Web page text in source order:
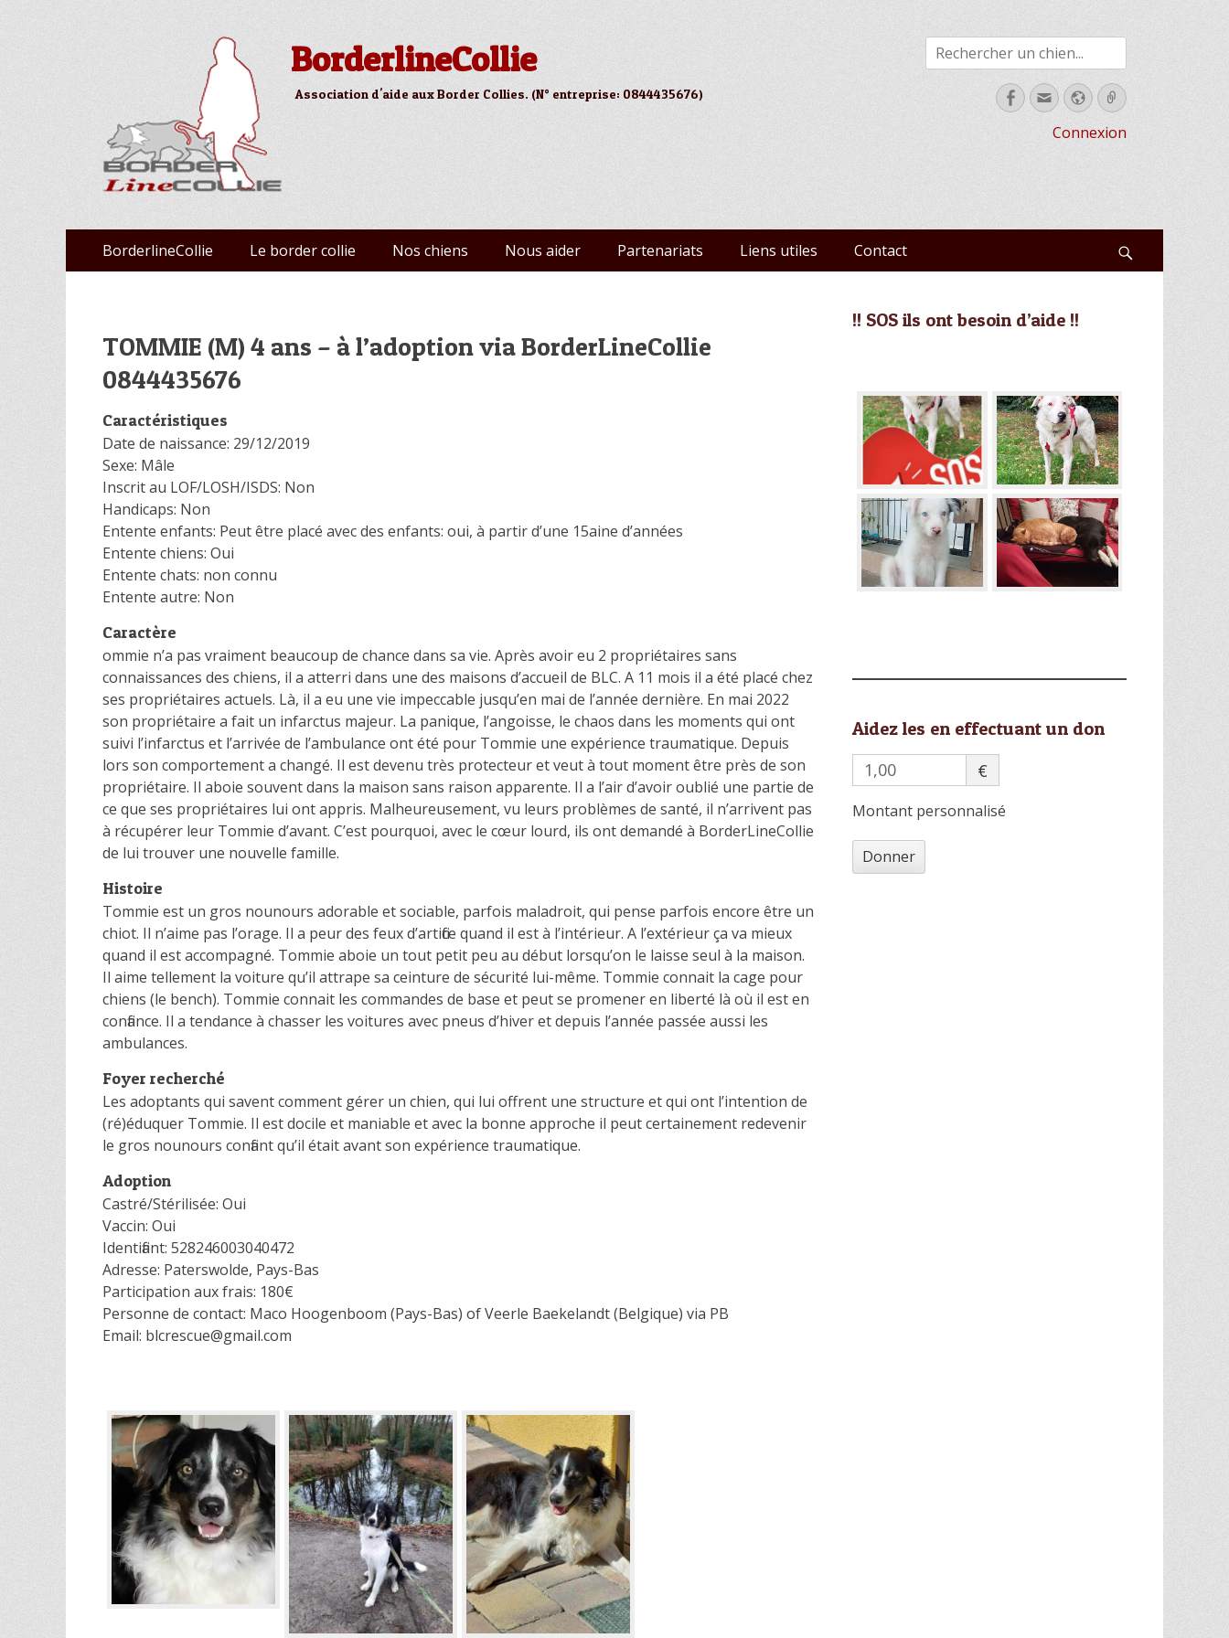
BorderlineCollie
Association d'aide aux Border Collies. (N° entreprise: 0844435676)
Rechercher
Facebook
EmailSite
web
Link
Connexion
Premier menu
BorderlineCollie Le border collie Nos chiens Nous aider Partenariats Liens utiles Contact
TOMMIE (M) 4 ans – à l’adoption via BorderLineCollie
0844435676
Caractéristiques
Date de naissance: 29/12/2019
Sexe: Mâle
Inscrit au LOF/LOSH/ISDS: Non
Handicaps: Non
Entente enfants: Peut être placé avec des enfants: oui, à partir d’une 15aine d’années
Entente chiens: Oui
Entente chats: non connu
Entente autre: Non
Caractère
ommie n’a pas vraiment beaucoup de chance dans sa vie. Après avoir eu 2 propriétaires sans
connaissances des chiens, il a atterri dans une des maisons d’accueil de BLC. A 11 mois il a été placé chez
ses propriétaires actuels. Là, il a eu une vie impeccable jusqu’en mai de l’année dernière. En mai 2022
son propriétaire a fait un infarctus majeur. La panique, l’angoisse, le chaos dans les moments qui ont
suivi l’infarctus et l’arrivée de l’ambulance ont été pour Tommie une expérience traumatique. Depuis
lors son comportement a changé. Il est devenu très protecteur et veut à tout moment être près de son
propriétaire. Il aboie souvent dans la maison sans raison apparente. Il a l’air d’avoir oublié une partie de
ce que ses propriétaires lui ont appris. Malheureusement, vu leurs problèmes de santé, il n’arrivent pas
à récupérer leur Tommie d’avant. C’est pourquoi, avec le cœur lourd, ils ont demandé à BorderLineCollie
de lui trouver une nouvelle famille.
Histoire
Tommie est un gros nounours adorable et sociable, parfois maladroit, qui pense parfois encore être un
chiot. Il n’aime pas l’orage. Il a peur des feux d’artifice quand il est à l’intérieur. A l’extérieur ça va mieux
quand il est accompagné. Tommie aboie un tout petit peu au début lorsqu’on le laisse seul à la maison.
Il aime tellement la voiture qu’il attrape sa ceinture de sécurité lui-même. Tommie connait la cage pour
chiens (le bench). Tommie connait les commandes de base et peut se promener en liberté là où il est en
confiance. Il a tendance à chasser les voitures avec pneus d’hiver et depuis l’année passée aussi les
ambulances.
Foyer recherché
Les adoptants qui savent comment gérer un chien, qui lui offrent une structure et qui ont l’intention de
(ré)éduquer Tommie. Il est docile et maniable et avec la bonne approche il peut certainement redevenir
le gros nounours confiant qu’il était avant son expérience traumatique.
Adoption
Castré/Stérilisée: Oui
Vaccin: Oui
Identifiant: 528246003040472
Adresse: Paterswolde, Pays-Bas
Participation aux frais: 180€
Personne de contact: Maco Hoogenboom (Pays-Bas) of Veerle Baekelandt (Belgique) via PB
Email: blcrescue@gmail.com
!! SOS ils ont besoin d’aide !!
Aidez les en effectuant un don
€
Montant personnalisé
Donner